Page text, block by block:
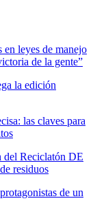
en leyes de manejo
de la gente”
la edición
las claves para
del Reciclatón DE
residuos
de un